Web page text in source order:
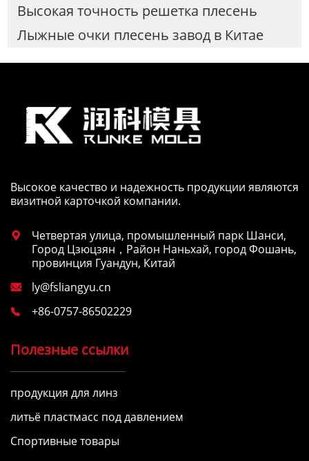
Высокая точность решетка плесень
Лыжные очки плесень завод в Китае
Высокое качество и надежность продукции являются
визитной карточкой компании.

Четвертая улица, промышленный парк Шанси,
Город Цзюцзян，Район Наньхай, город Фошань,
провинция Гуандун, Китай
 ly@fsliangyu.cn
 +86-0757-86502229
Полезные ссылки
продукция для линз
литьё пластмасс под давлением
Спортивные товары